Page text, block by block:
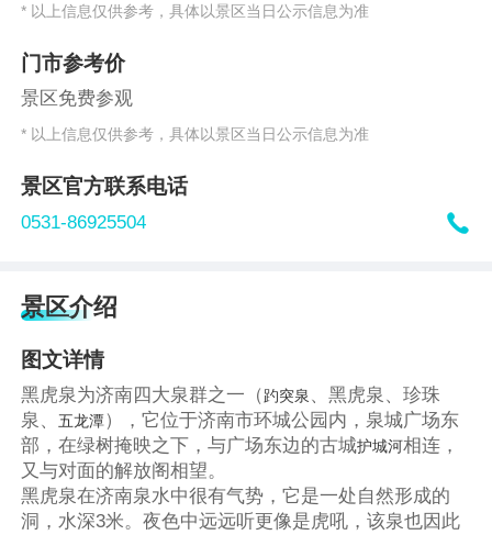
* 以上信息仅供参考，具体以景区当日公示信息为准
门市参考价
景区免费参观
* 以上信息仅供参考，具体以景区当日公示信息为准
景区官方联系电话
0531-86925504 
景区介绍
图文详情
黑虎泉为济南四大泉群之一（趵突泉 、黑虎泉、珍珠
泉、五龙潭），它位于济南市环城公园内，泉城广场东
部，在绿树掩映之下，与广场东边的古城护城河相连，
又与对面的解放阁相望。
黑虎泉在济南泉水中很有气势，它是一处自然形成的
洞，水深3米。夜色中远远听更像是虎吼，该泉也因此